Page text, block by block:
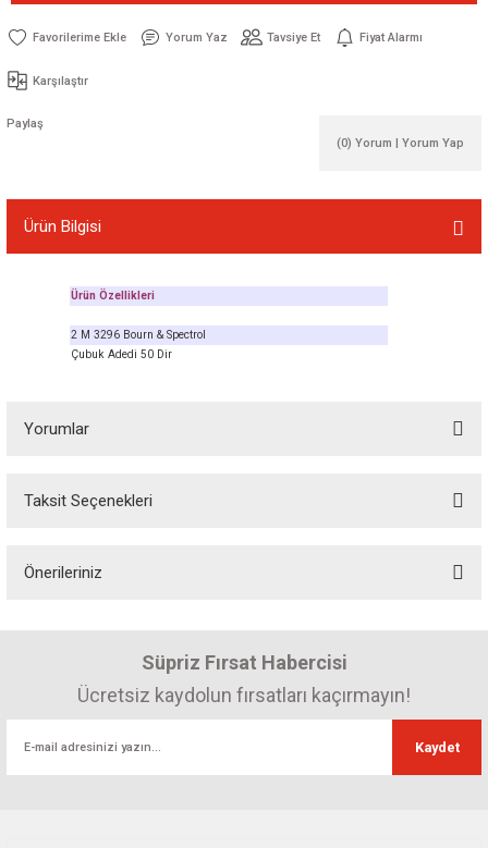
Yorum Yaz Tavsiye Et Fiyat Alarmı
Karşılaştır
Paylaş
(0) Yorum | Yorum Yap
Ürün Bilgisi
Ürün Özellikleri
2 M 3296 Bourn & Spectrol
Çubuk Adedi 50 Dir
Yorumlar
Taksit Seçenekleri
Önerileriniz
Görüş ve önerileriniz için teşekkür ederiz.
Ürün resmi kalitesiz, bozuk veya görüntülenemiyor.
Süpriz Fırsat Habercisi
Ücretsiz kaydolun fırsatları kaçırmayın!
Kaydet